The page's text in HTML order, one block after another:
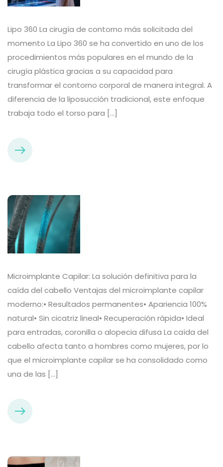
Lipo 360 La cirugía de contorno más solicitada del
momento La Lipo 360 se ha convertido en uno de los
procedimientos más populares en el mundo de la
cirugía plástica gracias a su capacidad para
transformar el contorno corporal de manera integral. A
diferencia de la liposucción tradicional, este enfoque
trabaja todo el torso para […]
Microimplante Capilar: La solución definitiva para la
caída del cabello Ventajas del microimplante capilar
moderno:• Resultados permanentes• Apariencia 100%
natural• Sin cicatriz lineal• Recuperación rápida• Ideal
para entradas, coronilla o alopecia difusa La caída del
cabello afecta tanto a hombres como mujeres, por lo
que el microimplante capilar se ha consolidado como
una de las […]